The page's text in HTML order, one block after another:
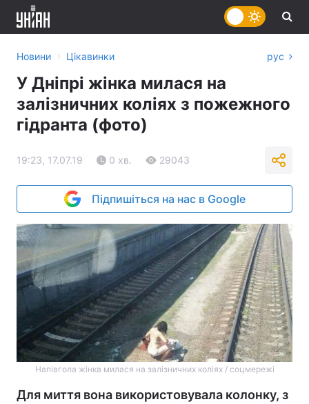
Новини › Цікавинки рус
У Дніпрі жінка милася на
залізничних коліях з пожежного
гідранта (фото)
19:23, 17.07.19 0 хв. 29043
Підпишіться на нас в Google
Напівгола жінка милася на залізничних коліях / соцмережі
Для миття вона використовувала колонку, з